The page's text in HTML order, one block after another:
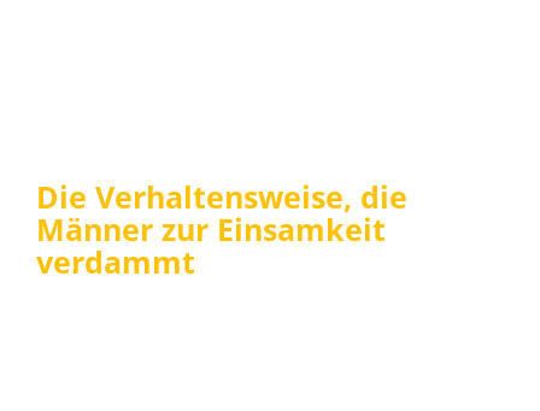
Die Verhaltensweise, die
Männer zur Einsamkeit
verdammt